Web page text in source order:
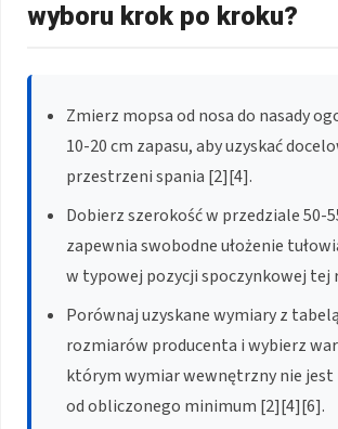
wyboru krok po kroku?
Zmierz mopsa od nosa do nasady
10-20 cm zapasu, aby uzyskać
przestrzeni spania [2][4].
Dobierz szerokość w przedziale 50-
zapewnia swobodne ułożenie
w typowej pozycji spoczynkowej tej
Porównaj uzyskane wymiary z tabelą
rozmiarów producenta i wybierz
którym wymiar wewnętrzny nie jest
od obliczonego minimum [2][4][6].